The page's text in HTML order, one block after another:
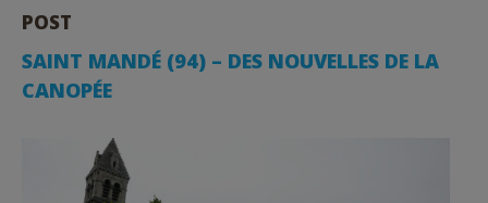
POST
SAINT MANDÉ (94) – DES NOUVELLES DE LA
CANOPÉE